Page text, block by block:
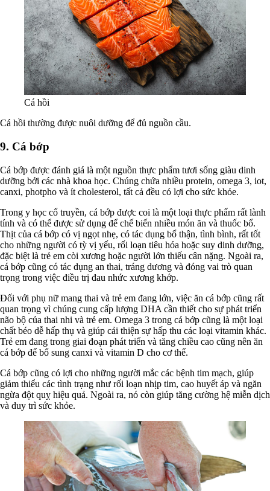
Cá hồi
Cá hồi thường được nuôi dưỡng để đủ nguồn cầu.
9. Cá bớp
Cá bớp được đánh giá là một nguồn thực phẩm tươi sống giàu dinh
dưỡng bởi các nhà khoa học. Chúng chứa nhiều protein, omega 3, iot,
canxi, photpho và ít cholesterol, tất cả đều có lợi cho sức khỏe.
Trong y học cổ truyền, cá bớp được coi là một loại thực phẩm rất lành
tính và có thể được sử dụng để chế biến nhiều món ăn và thuốc bổ.
Thịt của cá bớp có vị ngọt nhẹ, có tác dụng bổ thận, tình bình, rất tốt
cho những người có tỳ vị yếu, rối loạn tiêu hóa hoặc suy dinh dưỡng,
đặc biệt là trẻ em còi xương hoặc người lớn thiếu cân nặng. Ngoài ra,
cá bớp cũng có tác dụng an thai, tráng dương và đóng vai trò quan
trọng trong việc điều trị đau nhức xương khớp.
Đối với phụ nữ mang thai và trẻ em đang lớn, việc ăn cá bớp cũng rất
quan trọng vì chúng cung cấp lượng DHA cần thiết cho sự phát triển
não bộ của thai nhi và trẻ em. Omega 3 trong cá bớp cũng là một loại
chất béo dễ hấp thụ và giúp cải thiện sự hấp thu các loại vitamin khác.
Trẻ em đang trong giai đoạn phát triển và tăng chiều cao cũng nên ăn
cá bớp để bổ sung canxi và vitamin D cho cơ thể.
Cá bớp cũng có lợi cho những người mắc các bệnh tim mạch, giúp
giảm thiểu các tình trạng như rối loạn nhịp tim, cao huyết áp và ngăn
ngừa đột quỵ hiệu quả. Ngoài ra, nó còn giúp tăng cường hệ miễn dịch
và duy trì sức khỏe.